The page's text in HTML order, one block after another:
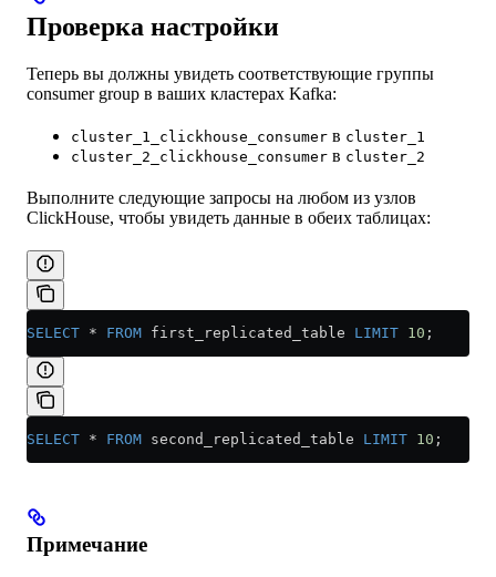
Проверка настройки
Теперь вы должны увидеть соответствующие группы
consumer group в ваших кластерах Kafka:
cluster_1_clickhouse_consumer в cluster_1
cluster_2_clickhouse_consumer в cluster_2
Выполните следующие запросы на любом из узлов
ClickHouse, чтобы увидеть данные в обеих таблицах:
SELECT * FROM first_replicated_table LIMIT 10 ;
SELECT * FROM second_replicated_table LIMIT 10 ;
Примечание